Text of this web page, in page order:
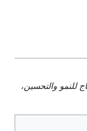
للنمو والتحسين،